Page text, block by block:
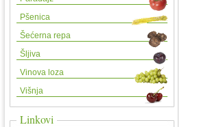
Pšenica
Šećerna repa
Šljiva
Vinova loza
Višnja
Linkovi